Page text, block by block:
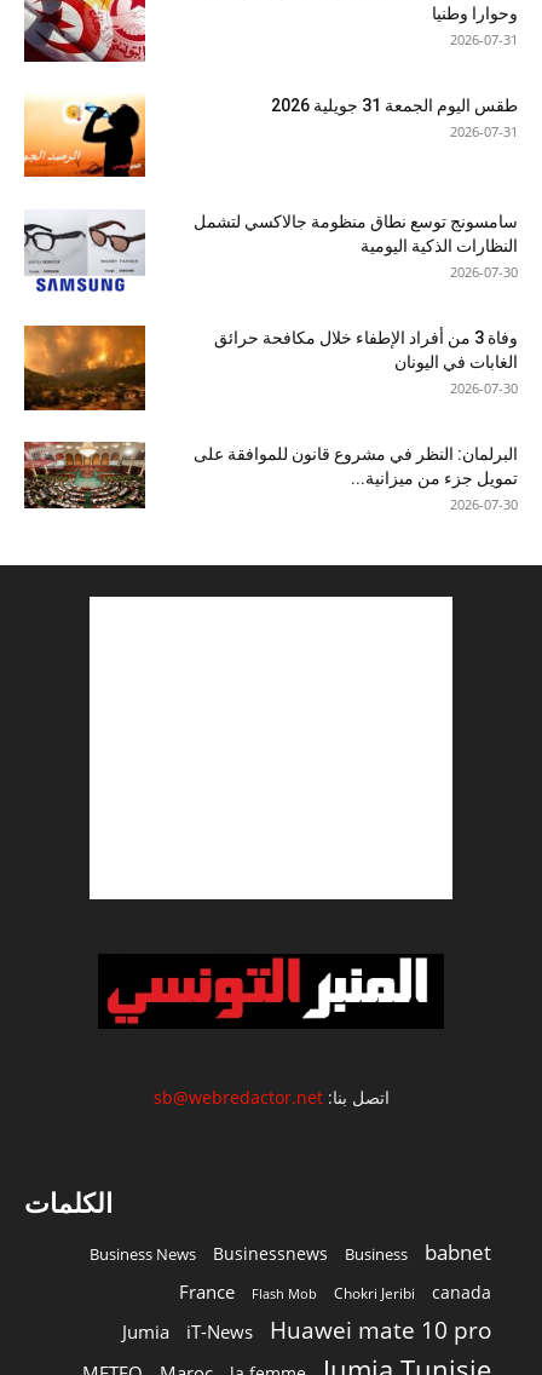
وحوارا وطنيا
2026-07-31
طقس اليوم الجمعة 31 جويلية 2026
2026-07-31
سامسونج توسع نطاق منظومة جالاكسي لتشمل
النظارات الذكية اليومية
2026-07-30
وفاة 3 من أفراد الإطفاء خلال مكافحة حرائق
الغابات في اليونان
2026-07-30
البرلمان: النظر في مشروع قانون للموافقة على
تمويل جزء من ميزانية...
2026-07-30
اتصل بنا:sb@webredactor.net
الكلمات
babnet
Business
Businessnews
Business News
canada
Chokri Jeribi
Flash Mob
France
Huawei mate 10 pro
iT-News
Jumia